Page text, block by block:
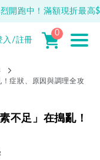
開跑中！滿額現折最高
獲
150元抵用券
入/註冊
0
症狀、原因與調理全攻
不足」在搗亂！